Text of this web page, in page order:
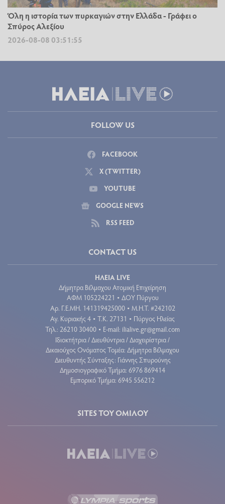
Όλη η ιστορία των πυρκαγιών στην Ελλάδα - Γράφει ο
Σπύρος Αλεξίου
2026-08-08 03:51:55
FOLLOW US
FACEBOOK
X (TWITTER)
YOUTUBE
GOOGLE NEWS
RSS FEED
CONTACT US
ΗΛΕΙΑ LIVE
Δήμητρα Βέλμαχου Ατομική Επιχείρηση
ΑΦΜ 105224221 • ΔΟΥ Πύργου
Aρ. Γ.Ε.ΜΗ. 141319425000 • Μ.Η.Τ. #242102
Αγ. Κυριακής 4 • Τ.Κ. 27131 • Πύργος Ηλείας
Τηλ.: 26210 30400 • E-mail: ilialive.gr@gmail.com
Ιδιοκτήτρια / Διευθύντρια / Διαχειρίστρια /
Δικαιούχος Ονόματος Τομέα: Δήμητρα Βέλμαχου
Διευθυντής Σύνταξης: Γιάννης Σπυρούνης
Δημοσιογραφικό Τμήμα: 6976 869414
Εμπορικό Τμήμα: 6945 556212
SITES ΤΟΥ ΟΜΙΛΟΥ